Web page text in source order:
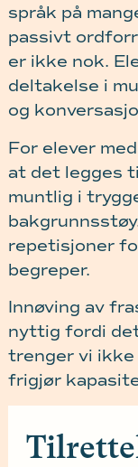
språk på
passivt
er ikke nok.
deltakelse i
og
For elever
at det legges
muntlig i
repetisjoner
begreper.
Innøving av
nyttig fordi
trenger vi ikke
frigjør